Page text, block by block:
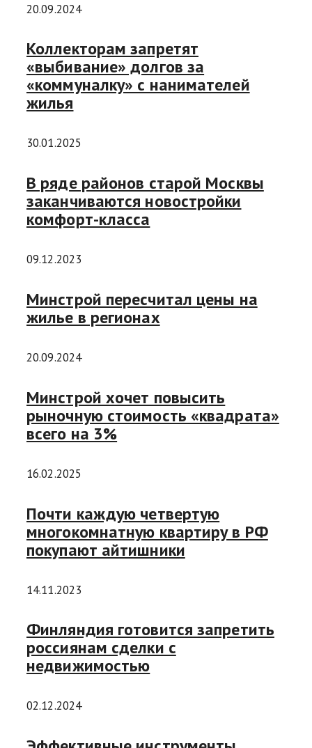
20.09.2024
Коллекторам запретят
«выбивание» долгов за
«коммуналку» с нанимателей
жилья
30.01.2025
В ряде районов старой Москвы
заканчиваются новостройки
комфорт-класса
09.12.2023
Минстрой пересчитал цены на
жилье в регионах
20.09.2024
Минстрой хочет повысить
рыночную стоимость «квадрата»
всего на 3%
16.02.2025
Почти каждую четвертую
многокомнатную квартиру в РФ
покупают айтишники
14.11.2023
Финляндия готовится запретить
россиянам сделки с
недвижимостью
02.12.2024